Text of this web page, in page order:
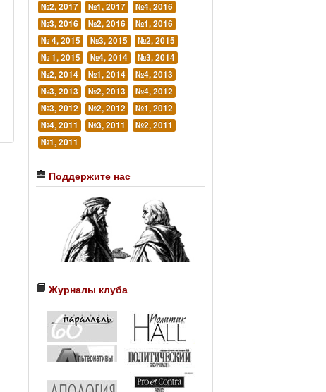
№2, 2017
№1, 2017
№4, 2016
№3, 2016
№2, 2016
№1, 2016
№ 4, 2015
№3, 2015
№2, 2015
№ 1, 2015
№4, 2014
№3, 2014
№2, 2014
№1, 2014
№4, 2013
№3, 2013
№2, 2013
№4, 2012
№3, 2012
№2, 2012
№1, 2012
№4, 2011
№3, 2011
№2, 2011
№1, 2011
Поддержите нас
Журналы клуба